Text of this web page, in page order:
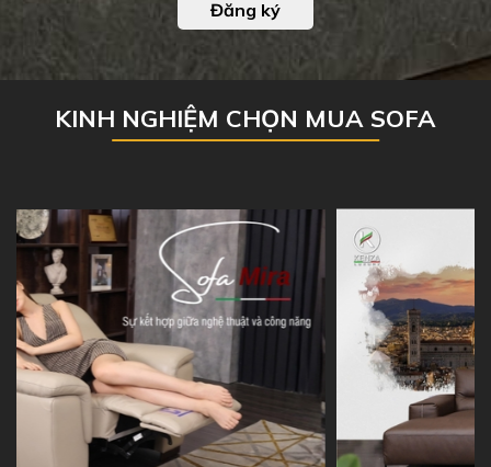
Đăng ký
KINH NGHIỆM CHỌN MUA SOFA